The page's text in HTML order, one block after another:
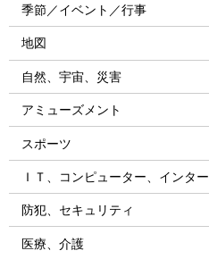
季節／イベント／行事
地図
自然、宇宙、災害
アミューズメント
スポーツ
ＩＴ、コンピューター、インタ
防犯、セキュリティ
医療、介護